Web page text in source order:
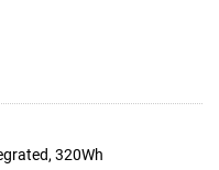
320Wh